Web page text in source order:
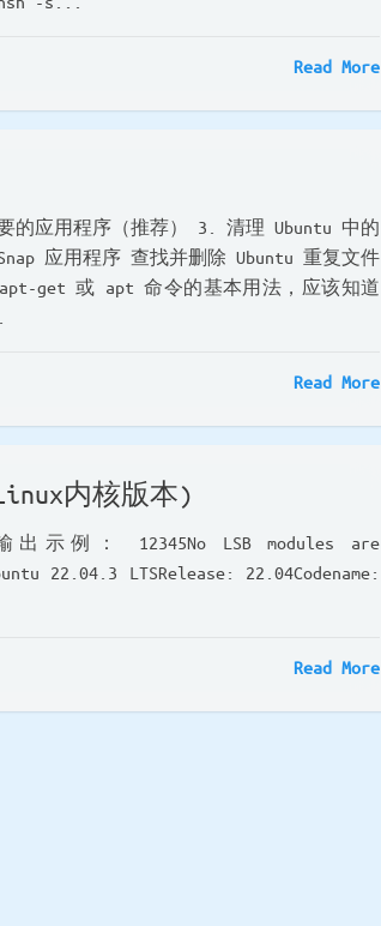
Read More
的应用程序（推荐） 3. 清理 Ubuntu 中的
应用程序 查找并删除 Ubuntu 重复文件
get 或 apt 命令的基本用法，应该知道
Read More
内核版本)
示例： 12345No LSB modules are
22.04.3 LTSRelease: 22.04Codename:
Read More